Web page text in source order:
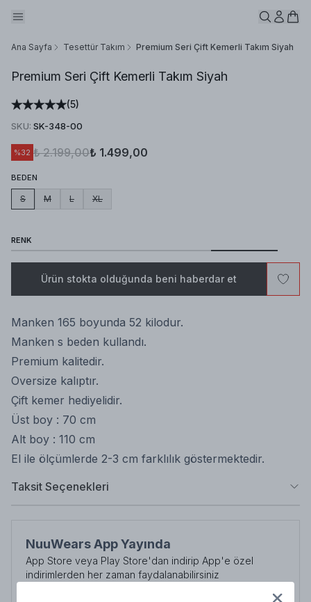
Ana Sayfa Tesettür Takım Premium Seri Çift Kemerli Takım Siyah
Premium Seri Çift Kemerli Takım Siyah
(5)
SKU: SK-348-00
%32 ₺ 2.199,00₺ 1.499,00
BEDEN
S M L XL
RENK
Ürün stokta olduğunda beni haberdar et
Manken 165 boyunda 52 kilodur.
Manken s beden kullandı.
Premium kalitedir.
Oversize kalıptır.
Çift kemer hediyelidir.
Üst boy : 70 cm
Alt boy : 110 cm
El ile ölçümlerde 2-3 cm farklılık göstermektedir.
Taksit Seçenekleri
NuuWears App Yayında
App Store veya Play Store'dan indirip App'e özel
indirimlerden her zaman faydalanabilirsiniz